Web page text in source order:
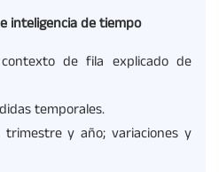
inteligencia de tiempo
de fila explicado de
temporales.
trimestre y año; variaciones y